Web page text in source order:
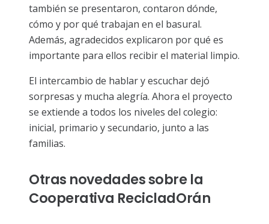
también se presentaron, contaron dónde,
cómo y por qué trabajan en el basural.
Además, agradecidos explicaron por qué es
importante para ellos recibir el material limpio.
El intercambio de hablar y escuchar dejó
sorpresas y mucha alegría. Ahora el proyecto
se extiende a todos los niveles del colegio:
inicial, primario y secundario, junto a las
familias.
Otras novedades sobre la
Cooperativa RecicladOrán